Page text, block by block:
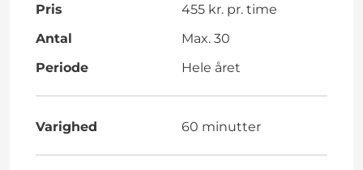
Pris
455 kr. pr. time
Antal
Max. 30
Periode
Hele året
Varighed 60 minutter